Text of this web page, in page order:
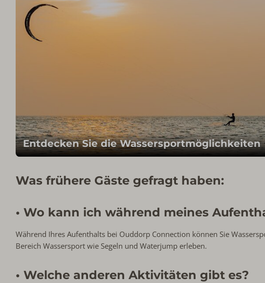
Entdecken Sie die Wassersportmöglichkeiten
Was frühere Gäste gefragt haben:
• Wo kann ich während meines
Während Ihres Aufenthalts bei Ouddorp Connection können Sie
Bereich Wassersport wie Segeln und Waterjump erleben.
• Welche anderen Aktivitäten gibt es?